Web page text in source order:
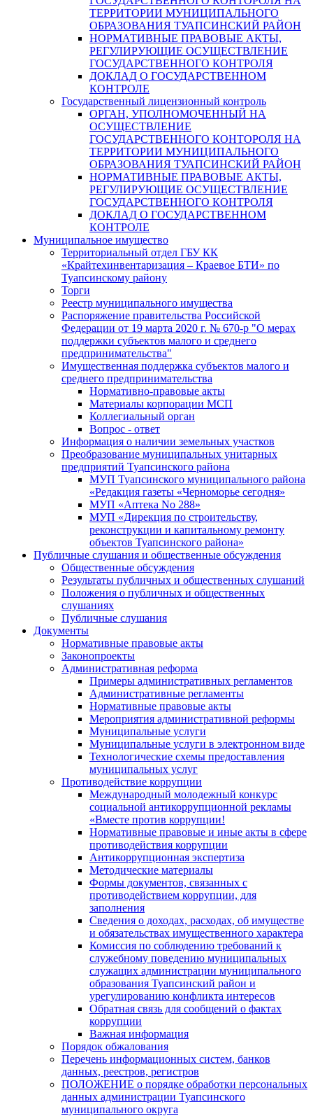
ТЕРРИТОРИИ МУНИЦИПАЛЬНОГО
ОБРАЗОВАНИЯ ТУАПСИНСКИЙ РАЙОН
НОРМАТИВНЫЕ ПРАВОВЫЕ АКТЫ,
РЕГУЛИРУЮЩИЕ ОСУЩЕСТВЛЕНИЕ
ГОСУДАРСТВЕННОГО КОНТРОЛЯ
ДОКЛАД О ГОСУДАРСТВЕННОМ
КОНТРОЛЕ
Государственный лицензионный контроль
ОРГАН, УПОЛНОМОЧЕННЫЙ НА
ОСУЩЕСТВЛЕНИЕ
ГОСУДАРСТВЕННОГО КОНТОРОЛЯ НА
ТЕРРИТОРИИ МУНИЦИПАЛЬНОГО
ОБРАЗОВАНИЯ ТУАПСИНСКИЙ РАЙОН
НОРМАТИВНЫЕ ПРАВОВЫЕ АКТЫ,
РЕГУЛИРУЮЩИЕ ОСУЩЕСТВЛЕНИЕ
ГОСУДАРСТВЕННОГО КОНТРОЛЯ
ДОКЛАД О ГОСУДАРСТВЕННОМ
КОНТРОЛЕ
Муниципальное имущество
Территориальный отдел ГБУ КК
«Крайтехинвентаризация – Краевое БТИ» по
Туапсинскому району
Торги
Реестр муниципального имущества
Распоряжение правительства Российской
Федерации от 19 марта 2020 г. № 670-р "О мерах
поддержки субъектов малого и среднего
предпринимательства"
Имущественная поддержка субъектов малого и
среднего предпринимательства
Нормативно-правовые акты
Материалы корпорации МСП
Коллегиальный орган
Вопрос - ответ
Информация о наличии земельных участков
Преобразование муниципальных унитарных
предприятий Туапсинского района
МУП Туапсинского муниципального района
«Редакция газеты «Черноморье сегодня»
МУП «Аптека No 288»
МУП «Дирекция по строительству,
реконструкции и капитальному ремонту
объектов Туапсинского района»
Публичные слушания и общественные обсуждения
Общественные обсуждения
Результаты публичных и общественных слушаний
Положения о публичных и общественных
слушаниях
Публичные слушания
Документы
Нормативные правовые акты
Законопроекты
Административная реформа
Примеры административных регламентов
Административные регламенты
Нормативные правовые акты
Мероприятия административной реформы
Муниципальные услуги
Муниципальные услуги в электронном виде
Технологические схемы предоставления
муниципальных услуг
Противодействие коррупции
Международный молодежный конкурс
социальной антикоррупционной рекламы
«Вместе против коррупции!
Нормативные правовые и иные акты в сфере
противодействия коррупции
Антикоррупционная экспертиза
Методические материалы
Формы документов, связанных с
противодействием коррупции, для
заполнения
Сведения о доходах, расходах, об имуществе
и обязательствах имущественного характера
Комиссия по соблюдению требований к
служебному поведению муниципальных
служащих администрации муниципального
образования Туапсинский район и
урегулированию конфликта интересов
Обратная связь для сообщений о фактах
коррупции
Важная информация
Порядок обжалования
Перечень информационных систем, банков
данных, реестров, регистров
ПОЛОЖЕНИЕ о порядке обработки персональных
данных администрации Туапсинского
муниципального округа